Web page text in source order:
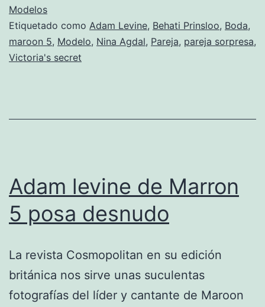
casarse
Modelos
Etiquetado como Adam Levine, Behati Prinsloo, Boda,
maroon 5, Modelo, Nina Agdal, Pareja, pareja sorpresa,
Victoria's secret
Adam levine de Marron
5 posa desnudo
La revista Cosmopolitan en su edición
británica nos sirve unas suculentas
fotografías del líder y cantante de Maroon